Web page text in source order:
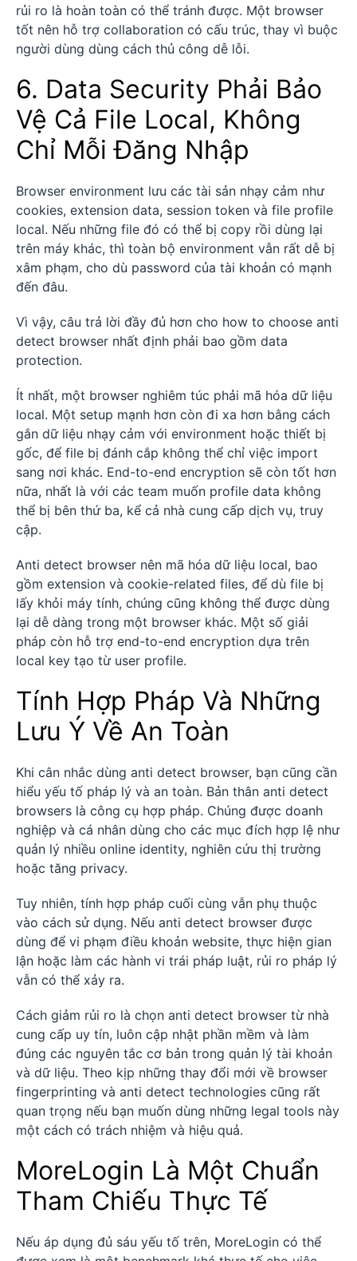
rủi ro là hoàn toàn có thể tránh được. Một browser
tốt nên hỗ trợ collaboration có cấu trúc, thay vì buộc
người dùng dùng cách thủ công dễ lỗi.
6. Data Security Phải Bảo
Vệ Cả File Local, Không
Chỉ Mỗi Đăng Nhập
Browser environment lưu các tài sản nhạy cảm như
cookies, extension data, session token và file profile
local. Nếu những file đó có thể bị copy rồi dùng lại
trên máy khác, thì toàn bộ environment vẫn rất dễ bị
xâm phạm, cho dù password của tài khoản có mạnh
đến đâu.
Vì vậy, câu trả lời đầy đủ hơn cho how to choose anti
detect browser nhất định phải bao gồm data
protection.
Ít nhất, một browser nghiêm túc phải mã hóa dữ liệu
local. Một setup mạnh hơn còn đi xa hơn bằng cách
gắn dữ liệu nhạy cảm với environment hoặc thiết bị
gốc, để file bị đánh cắp không thể chỉ việc import
sang nơi khác. End-to-end encryption sẽ còn tốt hơn
nữa, nhất là với các team muốn profile data không
thể bị bên thứ ba, kể cả nhà cung cấp dịch vụ, truy
cập.
Anti detect browser nên mã hóa dữ liệu local, bao
gồm extension và cookie-related files, để dù file bị
lấy khỏi máy tính, chúng cũng không thể được dùng
lại dễ dàng trong một browser khác. Một số giải
pháp còn hỗ trợ end-to-end encryption dựa trên
local key tạo từ user profile.
Tính Hợp Pháp Và Những
Lưu Ý Về An Toàn
Khi cân nhắc dùng anti detect browser, bạn cũng cần
hiểu yếu tố pháp lý và an toàn. Bản thân anti detect
browsers là công cụ hợp pháp. Chúng được doanh
nghiệp và cá nhân dùng cho các mục đích hợp lệ như
quản lý nhiều online identity, nghiên cứu thị trường
hoặc tăng privacy.
Tuy nhiên, tính hợp pháp cuối cùng vẫn phụ thuộc
vào cách sử dụng. Nếu anti detect browser được
dùng để vi phạm điều khoản website, thực hiện gian
lận hoặc làm các hành vi trái pháp luật, rủi ro pháp lý
vẫn có thể xảy ra.
Cách giảm rủi ro là chọn anti detect browser từ nhà
cung cấp uy tín, luôn cập nhật phần mềm và làm
đúng các nguyên tắc cơ bản trong quản lý tài khoản
và dữ liệu. Theo kịp những thay đổi mới về browser
fingerprinting và anti detect technologies cũng rất
quan trọng nếu bạn muốn dùng những legal tools này
một cách có trách nhiệm và hiệu quả.
MoreLogin Là Một Chuẩn
Tham Chiếu Thực Tế
Nếu áp dụng đủ sáu yếu tố trên, MoreLogin có thể